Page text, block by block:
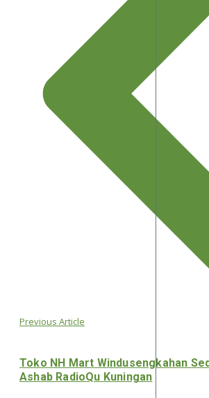
Previous Article
Toko NH Mart Windusengkahan
Ashab RadioQu Kuningan